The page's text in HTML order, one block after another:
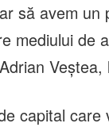
să avem un
mediului de
Veştea,
capital